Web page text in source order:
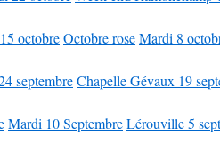
octobreOctobre roseMardi 8
septembreChapelle Gévaux 19
Mardi 10 SeptembreLérouville 5